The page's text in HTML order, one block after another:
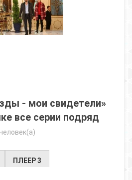
- мои свидетели»
все серии подряд
ПЛЕЕР 3